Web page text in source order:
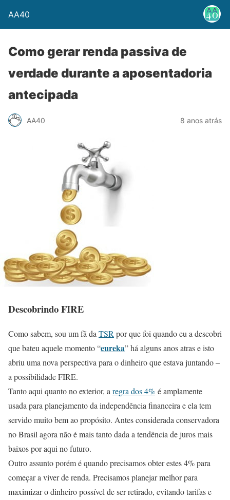
AA40
Como gerar renda passiva de
verdade durante a aposentadoria
antecipada
AA40 8 anos atrás
Descobrindo FIRE
Como sabem, sou um fã daTSRpor que foi quando eu a descobri
que bateu aquele momento “eureka” há alguns anos atras e isto
abriu uma nova perspectiva para o dinheiro que estava juntando –
a possibilidade FIRE.
Tanto aqui quanto no exterior, aregra dos 4% é amplamente
usada para planejamento da independência financeira e ela tem
servido muito bem ao propósito. Antes considerada conservadora
no Brasil agora não é mais tanto dada a tendência de juros mais
baixos por aqui no futuro.
Outro assunto porém é quando precisamos obter estes 4% para
começar a viver de renda. Precisamos planejar melhor para
maximizar o dinheiro possível de ser retirado, evitando tarifas e